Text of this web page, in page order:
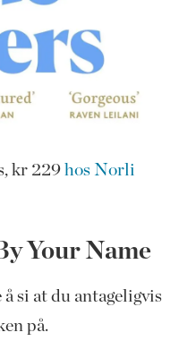
kr 229 hos Norli
Your Name
si at du antageligvis
på.